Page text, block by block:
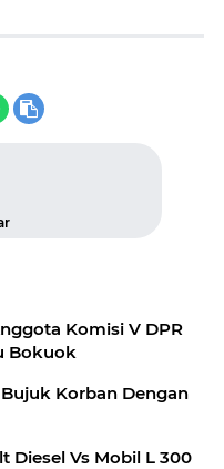
Komisi V DPR
Bokuok
Korban Dengan
Diesel Vs Mobil L 300